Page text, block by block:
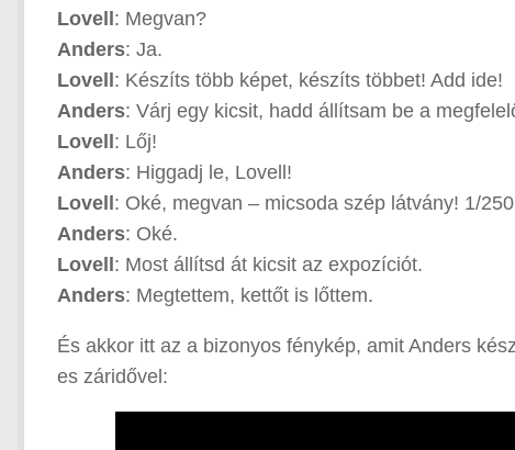
Lovell : Megvan?
Anders: Ja.
Lovell : Készíts több képet, készíts többet! Add ide!
Anders: Várj egy kicsit, hadd állítsam be a
Lovell : Lőj!
Anders: Higgadj le, Lovell!
Lovell : Oké, megvan – micsoda szép látvány! 1/
Anders: Oké.
Lovell : Most állítsd át kicsit az expozíciót.
Anders: Megtettem, kettőt is lőttem.
És akkor itt az a bizonyos fénykép, amit Anders
es záridővel: